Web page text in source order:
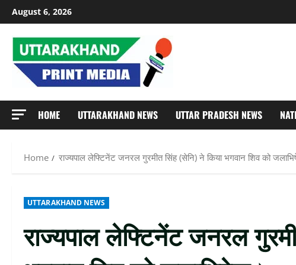
Skip
to
content
August 6, 2026
HOME UTTARAKHAND NEWS UTTAR PRADESH NEWS
Home राज्यपाल लेफ्टिनेंट जनरल गुरमीत सिंह (सेनि) ने किया भगवान शिव को
UTTARAKHAND NEWS
राज्यपाल लेफ्टिनेंट जनरल